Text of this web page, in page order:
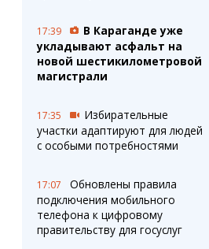
17:39
В Караганде уже
укладывают асфальт на
новой шестикилометровой
магистрали
17:35
Избирательные
участки адаптируют для людей
с особыми потребностями
17:07
Обновлены правила
подключения мобильного
телефона к цифровому
правительству для госуслуг